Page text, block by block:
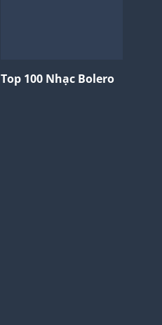
Top 100 Nhạc Bolero